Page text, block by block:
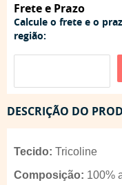
Frete e Prazo
Calcule o frete e o
região:
DESCRIÇÃO DO
Tecido: Tricoline
Composição: 100%